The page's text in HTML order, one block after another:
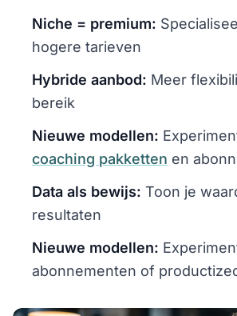
Niche = premium:
hogere tarieven
Hybride aanbod: Meer
bereik
Nieuwe modellen:
coaching pakketten en
Data als bewijs: Toon je
resultaten
Nieuwe modellen:
abonnementen of